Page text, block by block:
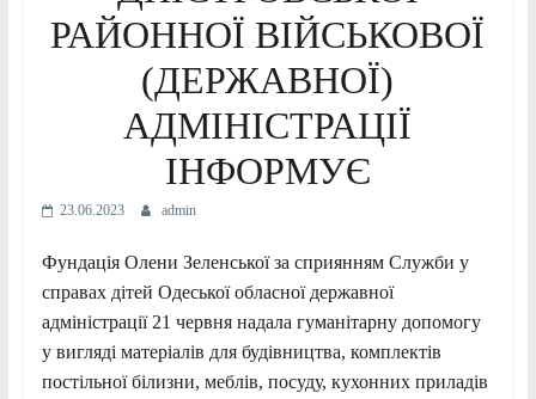
РАЙОННОЇ ВІЙСЬКОВОЇ
(ДЕРЖАВНОЇ)
АДМІНІСТРАЦІЇ
ІНФОРМУЄ
23.06.2023 admin
Фундація Олени Зеленської за сприянням Служби у
справах дітей Одеської обласної державної
адміністрації 21 червня надала гуманітарну допомогу
у вигляді матеріалів для будівництва, комплектів
постільної білизни, меблів, посуду, кухонних приладів